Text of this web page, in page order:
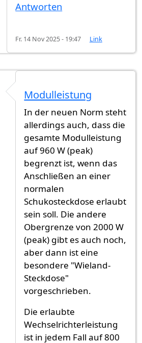
Antworten
Fr. 14 Nov 2025 - 19:47 Link
Neue Norm: DIN VDE V 0126-95
Modulleistung
In der neuen Norm steht
allerdings auch, dass die
gesamte Modulleistung
auf 960 W (peak)
begrenzt ist, wenn das
Anschließen an einer
normalen
Schukosteckdose erlaubt
sein soll. Die andere
Obergrenze von 2000 W
(peak) gibt es auch noch,
aber dann ist eine
besondere "Wieland-
Steckdose"
vorgeschrieben.
Die erlaubte
Wechselrichterleistung
ist in jedem Fall auf 800